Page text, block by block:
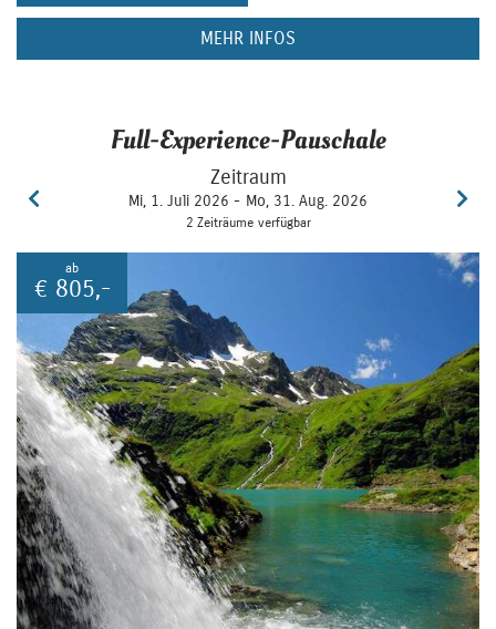
MEHR INFOS
Full-Experience-Pauschale
Zeitraum
Mi, 1. Juli 2026 - Mo, 31. Aug. 2026
2 Zeiträume verfügbar
ab
€ 805,-